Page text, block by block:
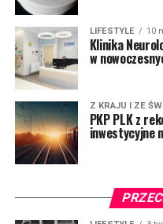
LIFESTYLE 10
Klinika
w
Z KRAJU I ZE
PKP PLK z
inwestycyjne